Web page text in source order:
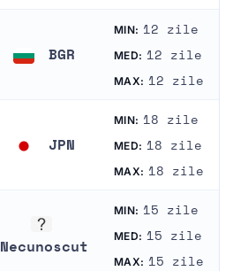
BGR
MIN: 12 zile
MED: 12 zile
MAX: 12 zile
JPN
MIN: 18 zile
MED: 18 zile
MAX: 18 zile
Necunoscut
MIN: 15 zile
MED: 15 zile
MAX: 15 zile